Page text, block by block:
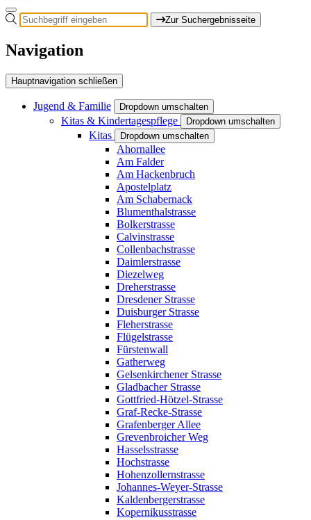
Zur Suchergebnisseite
Navigation
Hauptnavigation schließen
Jugend & Familie Dropdown umschalten
Kitas & Kindertagespflege Dropdown umschalten
Kitas Dropdown umschalten
Ahornallee
Am Falder
Am Hackenbruch
Apostelplatz
Am Schabernack
Blumenthalstrasse
Bolkerstrasse
Calvinstrasse
Collenbachstrasse
Daimlerstrasse
Diezelweg
Dreherstrasse
Dresdener Strasse
Duisburger Strasse
Fleherstrasse
Flügelstrasse
Fürstenwall
Gatherweg
Gelsenkirchener Strasse
Gladbacher Strasse
Gottfried-Hötzel-Strasse
Graf-Recke-Strasse
Grafenberger Allee
Grevenbroicher Weg
Hasselsstrasse
Hochstrasse
Hohenzollernstrasse
Johannes-Weyer-Strasse
Kaldenbergerstrasse
Kopernikusstrasse